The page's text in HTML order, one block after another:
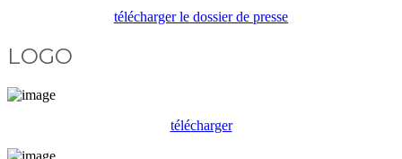
télécharger le dossier de presse
LOGO
télécharger